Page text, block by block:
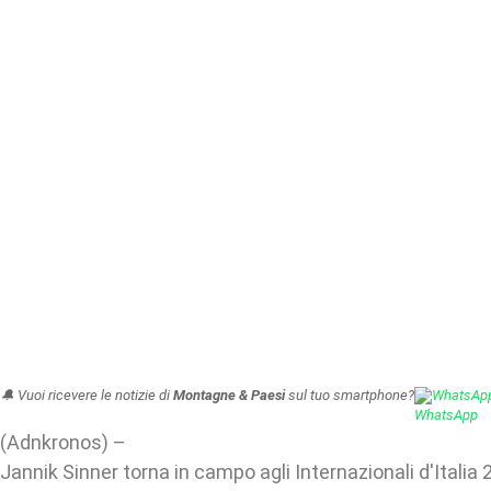
🔔 Vuoi ricevere le notizie di Montagne & Paesisul tuo smartphone?
(Adnkronos) –
Jannik Sinner torna in campo agli Internazionali d'Italia